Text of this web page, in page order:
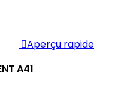
Aperçu rapide
A41